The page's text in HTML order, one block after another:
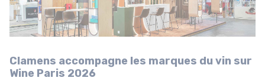
Clamens accompagne les marques du vin sur
Wine Paris 2026